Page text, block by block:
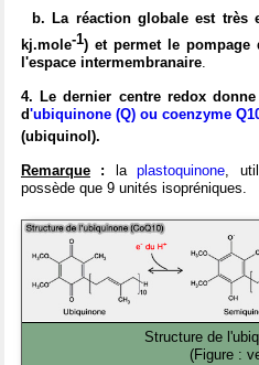
b. La réaction globale est très
kj.mole-1) et permet le
l'espace intermembranaire.
4. Le dernier centre redox
d'ubiquinone (Q) ou coenzyme
(ubiquinol).
Remarque : laplastoquinone ,
possède que 9 unités isopréniques.
Structure de
(Figure :